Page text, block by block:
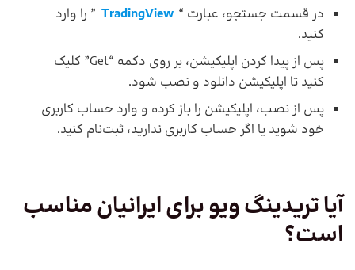
در قسمت جستجو، عبارت “ TradingView ” را وارد
کنید.
پس از پیدا کردن اپلیکیشن، بر روی دکمه “Get” کلیک
کنید تا اپلیکیشن دانلود و نصب شود.
پس از نصب، اپلیکیشن را باز کرده و وارد حساب کاربری
خود شوید یا اگر حساب کاربری ندارید، ثبت‌نام کنید.
آیاتریدینگ ویوبرای ایرانیان مناسب
است؟